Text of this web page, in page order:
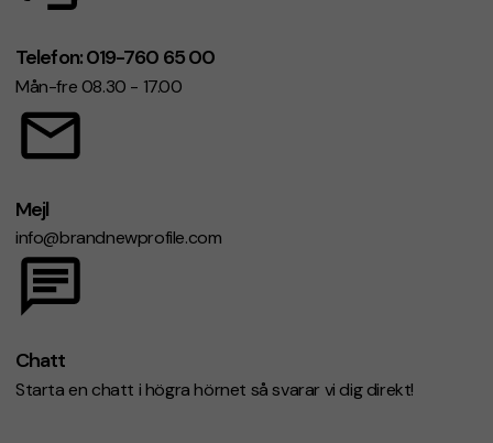
Telefon: 019-760 65 00
Mån-fre 08.30 - 17.00
Mejl
info@brandnewprofile.com
Chatt
Starta en chatt i högra hörnet så svarar vi dig direkt!